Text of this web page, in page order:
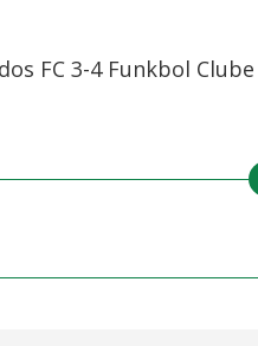
FC 3-4 Funkbol Clube